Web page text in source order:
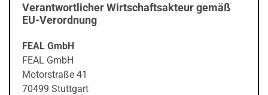
Verantwortlicher Wirtschaftsakteur gemäß
EU-Verordnung
FEAL GmbH
FEAL GmbH
Motorstraße 41
70499 Stuttgart